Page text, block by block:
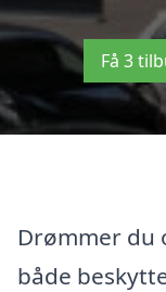
Få 3
Drømmer du
både